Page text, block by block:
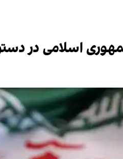
اسلامی در